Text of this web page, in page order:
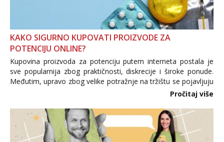
KAKO SIGURNO KUPOVATI PROIZVODE ZA
POTENCIJU ONLINE?
Kupovina proizvoda za potenciju putem interneta postala je
sve popularnija zbog praktičnosti, diskrecije i široke ponude.
Međutim, upravo zbog velike potražnje na tržištu se pojavljuju
i brojni krivotvoreni proizvodi, nepouzdane internetske
Pročitaj više